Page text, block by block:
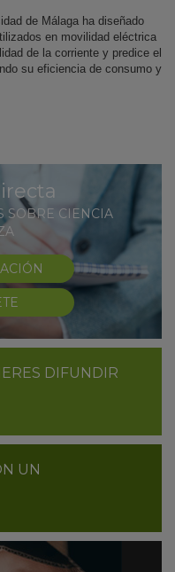
de Málaga ha diseñado
en movilidad eléctrica
de la corriente y predice el
su eficiencia de consumo y
SOBRE CIENCIA
DIFUNDIR
UN